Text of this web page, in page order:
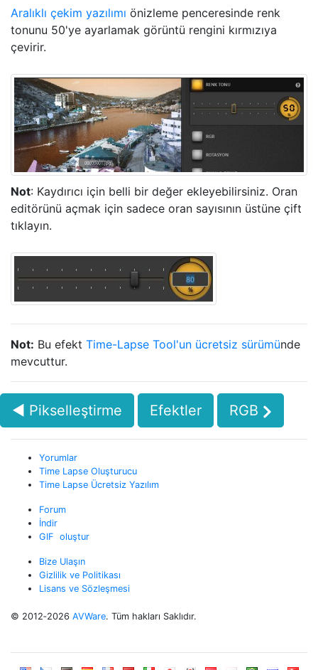
Aralıklı çekim yazılımı önizleme penceresinde renk
tonunu 50'ye ayarlamak görüntü rengini kırmızıya
çevirir.
Not: Kaydırıcı için belli bir değer ekleyebilirsiniz. Oran
editörünü açmak için sadece oran sayısının üstüne çift
tıklayın.
Not: Bu efekt Time-Lapse Tool'un ücretsiz sürümünde
mevcuttur.
◄ Pikselleştirme Efektler RGB
Yorumlar
Time Lapse Oluşturucu
Time Lapse Ücretsiz Yazılım
Forum
İndir
GIF oluştur
Bize Ulaşın
Gizlilik ve Politikası
Lisans ve Sözleşmesi
© 2012‑2026 AVWare. Tüm hakları Saklıdır.